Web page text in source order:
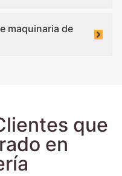
maquinaria de
que
en